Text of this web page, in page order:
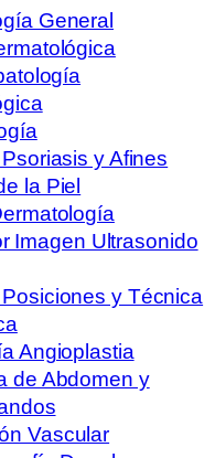
General
y Afines
la Piel
Imagen Ultrasonido
y Técnica
Angioplastia
de Abdomen y
Vascular